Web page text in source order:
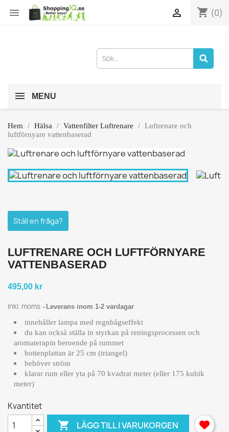
 shopping_cart (0)

MENU
Hem Hälsa Vattenfilter Luftrenare
Luftrenare och
luftförnyare vattenbaserad
Ställ en fråga?
LUFTRENARE OCH LUFTFÖRNYARE
VATTENBASERAD
495,00 kr
Inkl. moms Leverans inom 1-2 vardagar
innehåller lampa med regnbågseffekt
du kan också ställa in styrkan på reningsprocessen och
aromaterapin beroende på rummet
bottenplattan är 25 cm (triangel)
behöver ström
klarar rum eller yta på 70 kvadrat meter (eller 175 kubik
meter)
Kvantitet
 LÄGG TILL I VARUKORGEN